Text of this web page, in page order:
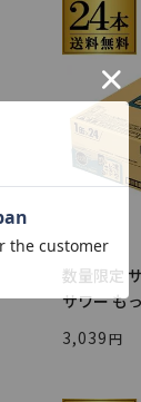
数量限定
サワー も
3,039